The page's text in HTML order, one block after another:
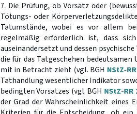
7. Die Prüfung, ob Vorsatz oder
Tötungs- oder
Tatumstände, wobei es vor allem
regelmäßig erforderlich ist, dass
auseinandersetzt und dessen
die für das Tatgeschehen
mit in Betracht zieht (vgl. BGH NStZ-
Tathandlung wesentlicher Indikator
bedingten Vorsatzes (vgl. BGH NStZ-RR
der Grad der Wahrscheinlichkeit